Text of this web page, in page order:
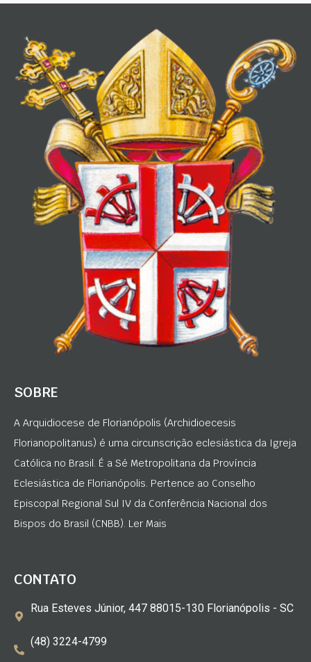
SOBRE
A Arquidiocese de Florianópolis (Archidioecesis
Florianopolitanus) é uma circunscrição eclesiástica da Igreja
Católica no Brasil. É a Sé Metropolitana da Província
Eclesiástica de Florianópolis. Pertence ao Conselho
Episcopal Regional Sul IV da Conferência Nacional dos
Bispos do Brasil (CNBB). Ler Mais
CONTATO
Rua Esteves Júnior, 447 88015-130 Florianópolis - SC
(48) 3224-4799